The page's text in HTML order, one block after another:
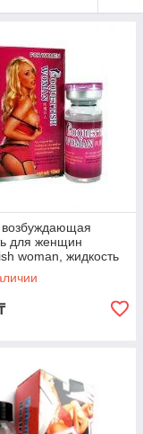
возбуждающая
для женщин
woman, жидкость